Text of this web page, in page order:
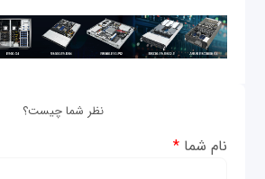
نظر شما چیست؟
نام شما*